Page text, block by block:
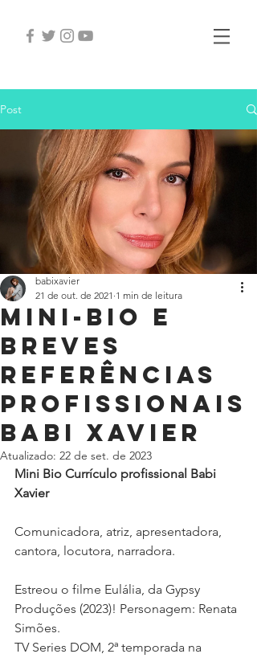
Post
Mini-bio e
breves
referências
profissionais
BABI XAVIER
babixavier
21 de out. de 2021 1 min de leitura
Atualizado: 22 de set. de 2023
Mini Bio Currículo profissional Babi
Xavier
Comunicadora, atriz, apresentadora,
cantora, locutora, narradora.
Estreou o filme Eulália, da Gypsy
Produções (2023)! Personagem: Renata
Simões.
TV Series DOM, 2ª temporada na